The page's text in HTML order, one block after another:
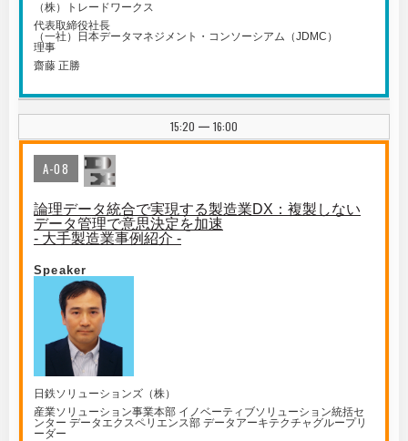
（株）トレードワークス
代表取締役社長
（一社）日本データマネジメント・コンソーシアム（JDMC）
理事
齋藤 正勝
15:20 | 16:00
A-08
論理データ統合で実現する製造業DX：複製しない
データ管理で意思決定を加速
- 大手製造業事例紹介 -
Speaker
日鉄ソリューションズ（株）
産業ソリューション事業本部 イノベーティブソリューション統括セ
ンター データエクスペリエンス部 データアーキテクチャグループリ
ーダー